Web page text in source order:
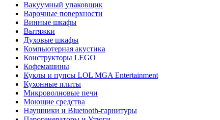
Вакуумный упаковщик
Варочные поверхности
Винные шкафы
Вытяжки
Духовые шкафы
Компьютерная акустика
Конструкторы LEGO
Кофемашины
Куклы и пупсы LOL MGA Entertainment
Кухонные плиты
Микроволновые печи
Моющие средства
Наушники и Bluetooth-гарнитуры